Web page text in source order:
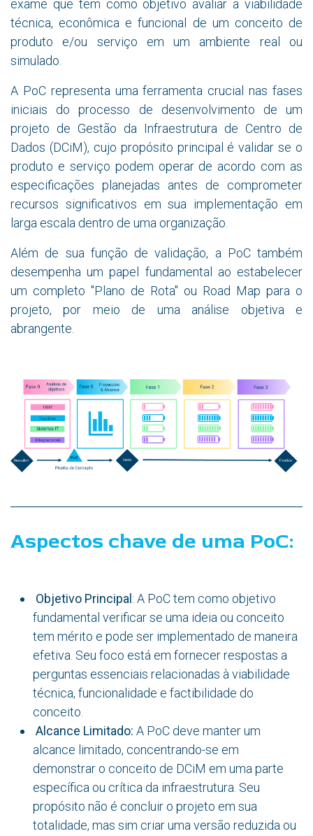
exame que tem como objetivo avaliar a viabilidade
técnica, econômica e funcional de um conceito de
produto e/ou serviço em um ambiente real ou
simulado.
A PoC representa uma ferramenta crucial nas fases
iniciais do processo de desenvolvimento de um
projeto de Gestão da Infraestrutura de Centro de
Dados (DCiM), cujo propósito principal é validar se o
produto e serviço podem operar de acordo com as
especificações planejadas antes de comprometer
recursos significativos em sua implementação em
larga escala dentro de uma organização.
Além de sua função de validação, a PoC também
desempenha um papel fundamental ao estabelecer
um completo "Plano de Rota" ou Road Map para o
projeto, por meio de uma análise objetiva e
abrangente.
Aspectos chave de uma PoC:
Objetivo Principal : A PoC tem como objetivo
fundamental verificar se uma ideia ou conceito
tem mérito e pode ser implementado de maneira
efetiva. Seu foco está em fornecer respostas a
perguntas essenciais relacionadas à viabilidade
técnica, funcionalidade e factibilidade do
conceito.
Alcance Limitado: A PoC deve manter um
alcance limitado, concentrando-se em
demonstrar o conceito de DCiM em uma parte
específica ou crítica da infraestrutura. Seu
propósito não é concluir o projeto em sua
totalidade, mas sim criar uma versão reduzida ou